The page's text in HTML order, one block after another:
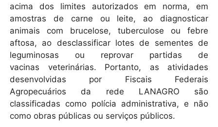
acima dos limites autorizados em norma, em
amostras de carne ou leite, ao diagnosticar
animais com brucelose, tuberculose ou febre
aftosa, ao desclassificar lotes de sementes de
leguminosas ou reprovar partidas de
vacinas veterinárias. Portanto, as atividades
desenvolvidas por Fiscais Federais
Agropecuários da rede LANAGRO são
classificadas como polícia administrativa, e não
como obras públicas ou serviços públicos.